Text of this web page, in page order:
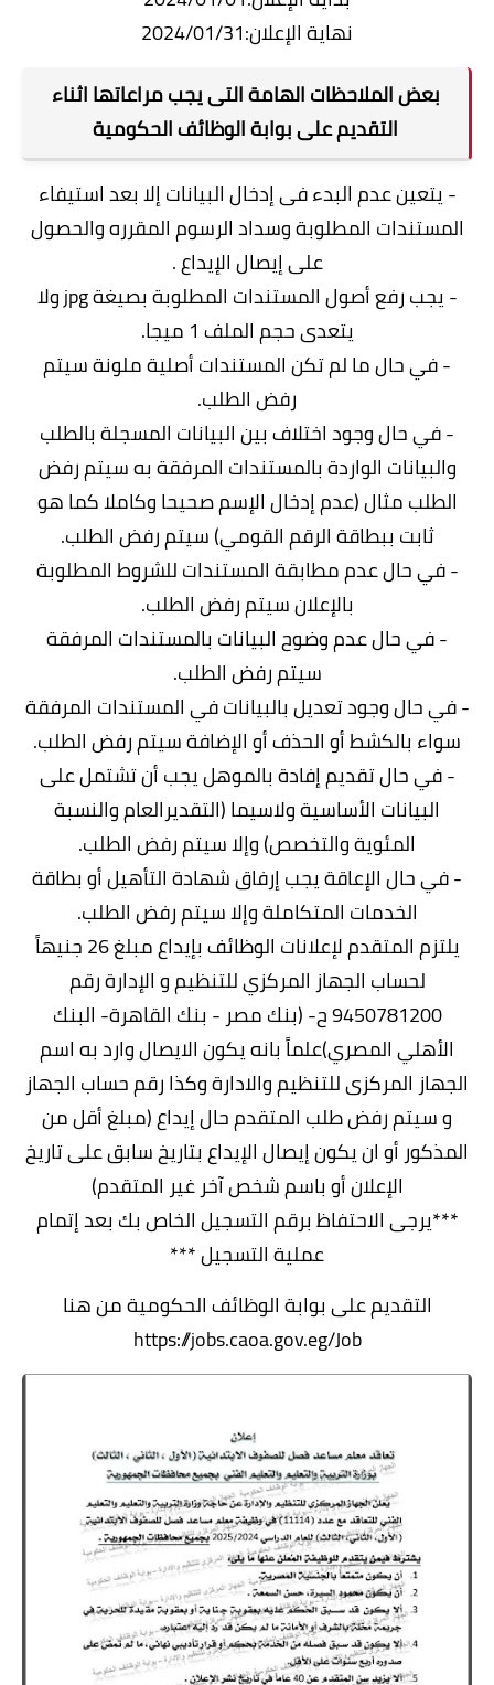
نهاية الإعلان:2024/01/31
بعض الملاحظات الهامة التى يجب مراعاتها اثناء
التقديم على بوابة الوظائف الحكومية
- يتعين عدم البدء فى إدخال البيانات إلا بعد استيفاء
المستندات المطلوبة وسداد الرسوم المقرره والحصول
على إيصال الإيداع .
- يجب رفع أصول المستندات المطلوبة بصيغة jpg ولا
يتعدى حجم الملف 1 ميجا.
- في حال ما لم تكن المستندات أصلية ملونة سيتم
رفض الطلب.
- في حال وجود اختلاف بين البيانات المسجلة بالطلب
والبيانات الواردة بالمستندات المرفقة به سيتم رفض
الطلب مثال (عدم إدخال الإسم صحيحا وكاملا كما هو
ثابت ببطاقة الرقم القومي) سيتم رفض الطلب.
- في حال عدم مطابقة المستندات للشروط المطلوبة
بالإعلان سيتم رفض الطلب.
- في حال عدم وضوح البيانات بالمستندات المرفقة
سيتم رفض الطلب.
- في حال وجود تعديل بالبيانات في المستندات المرفقة
سواء بالكشط أو الحذف أو الإضافة سيتم رفض الطلب.
- في حال تقديم إفادة بالموهل يجب أن تشتمل على
البيانات الأساسية ولاسيما (التقديرالعام والنسبة
المئوية والتخصص) وإلا سيتم رفض الطلب.
- في حال الإعاقة يجب إرفاق شهادة التأهيل أو بطاقة
الخدمات المتكاملة وإلا سيتم رفض الطلب.
يلتزم المتقدم لإعلانات الوظائف بإيداع مبلغ 26 جنيهاً
لحساب الجهاز المركزي للتنظيم و الإدارة رقم
9450781200 ح- (بنك مصر - بنك القاهرة- البنك
الأهلي المصري)علماً بانه يكون الايصال وارد به اسم
الجهاز المركزى للتنظيم والادارة وكذا رقم حساب الجهاز
و سيتم رفض طلب المتقدم حال إيداع (مبلغ أقل من
المذكور أو ان يكون إيصال الإيداع بتاريخ سابق على تاريخ
الإعلان أو باسم شخص آخر غير المتقدم)
***يرجى الاحتفاظ برقم التسجيل الخاص بك بعد إتمام
عملية التسجيل ***
التقديم على بوابة الوظائف الحكومية من هنا
https://jobs.caoa.gov.eg/Job